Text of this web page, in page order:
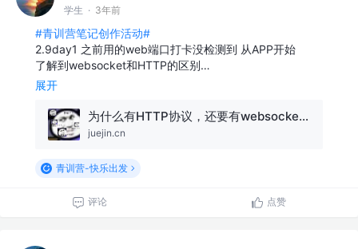
学生 · 3年前
#青训营笔记创作活动#
2.9day1 之前用的web端口打卡没检测到 从APP开始
了解到websocket和HTTP的区别…
展开
为什么有HTTP协议，还要有websocket协议？
juejin.cn
青训营-快乐出发
评论 点赞